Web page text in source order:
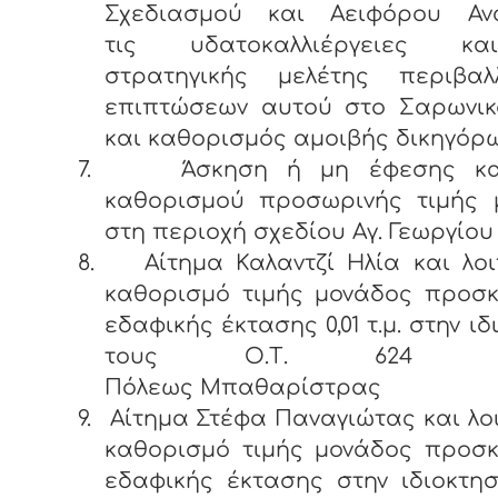
Σχεδιασμού και Αειφόρου
τις υδατοκαλλιέργειες
στρατηγικής μελέτης
επιπτώσεων αυτού στο
και καθορισμός αμοιβής
7.
Άσκηση ή μη έφεσης
καθορισμού προσωρινής τιμής
στη περιοχή σχεδίου Αγ. Γεωργίου
8.
Αίτημα Καλαντζί Ηλία και
καθορισμό τιμής μονάδος
εδαφικής έκτασης 0,01 τ.μ. στην
τους Ο.Τ. 624
Πόλεως Μπαθαρίστρας
9.
Αίτημα Στέφα Παναγιώτας και
καθορισμό τιμής μονάδος
εδαφικής έκτασης στην